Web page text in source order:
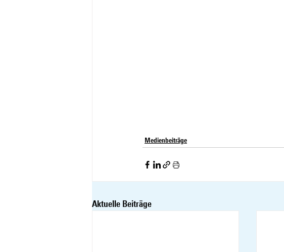
Medienbeiträge
Aktuelle Beiträge